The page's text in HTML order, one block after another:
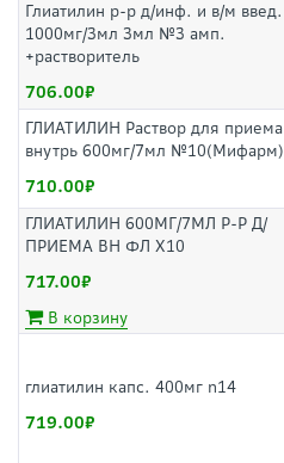
Глиатилин р-р д/инф. и в/м введ.
1000мг/3мл 3мл №3 амп.
+растворитель
706.00
ГЛИАТИЛИН Раствор для приема
внутрь 600мг/7мл №10(Мифарм)
710.00
ГЛИАТИЛИН 600МГ/7МЛ Р-Р Д/
ПРИЕМА ВН ФЛ Х10
717.00
В корзину
глиатилин капс. 400мг n14
719.00